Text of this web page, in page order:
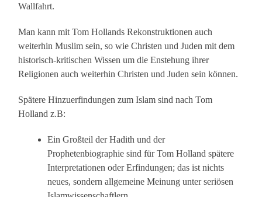
Wallfahrt.
Man kann mit Tom Hollands Rekonstruktionen auch
weiterhin Muslim sein, so wie Christen und Juden mit dem
historisch-kritischen Wissen um die Enstehung ihrer
Religionen auch weiterhin Christen und Juden sein können.
Spätere Hinzuerfindungen zum Islam sind nach Tom
Holland z.B:
Ein Großteil der Hadith und der
Prophetenbiographie sind für Tom Holland spätere
Interpretationen oder Erfindungen; das ist nichts
neues, sondern allgemeine Meinung unter seriösen